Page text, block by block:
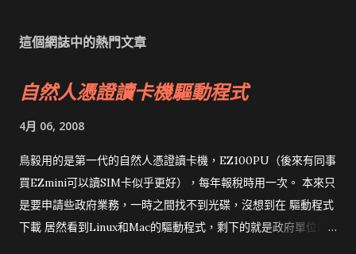
這個網誌中的熱門文章
自然人憑證讀卡機驅動程式
4月 06, 2008
鳥毅用的是第一代的自然人憑證讀卡機，EZ100PU（後來有同事
買EZmini可以讀SIM卡似乎更好），每年報稅時用一次。 本來只
是要申請些政府業務，一時之間找不到光碟，沒想到在 驅動程式
下載 居然看到Linux和Mac的驅動程式，剩下的就是政府單位的